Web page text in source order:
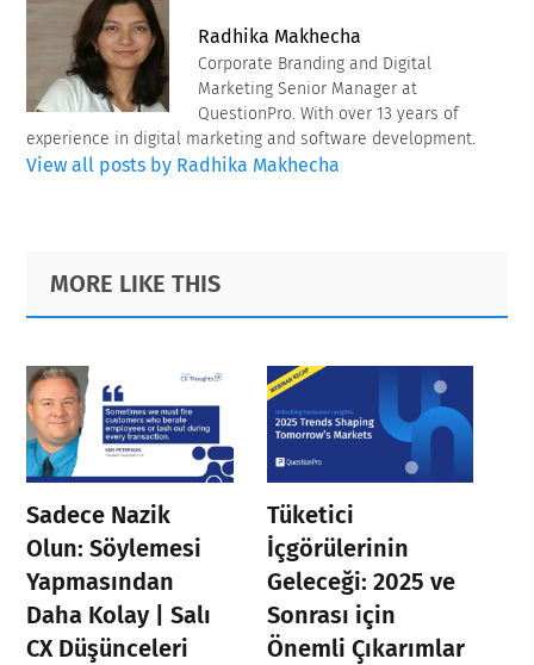
Radhika Makhecha
Corporate Branding and Digital
Marketing Senior Manager at
QuestionPro. With over 13 years of
experience in digital marketing and software development.
View all posts by Radhika Makhecha
Primary
Sidebar
Footer
MORE LIKE THIS
Sadece Nazik
Olun: Söylemesi
Yapmasından
Daha Kolay | Salı
CX Düşünceleri
Tüketici
İçgörülerinin
Geleceği: 2025 ve
Sonrası için
Önemli Çıkarımlar